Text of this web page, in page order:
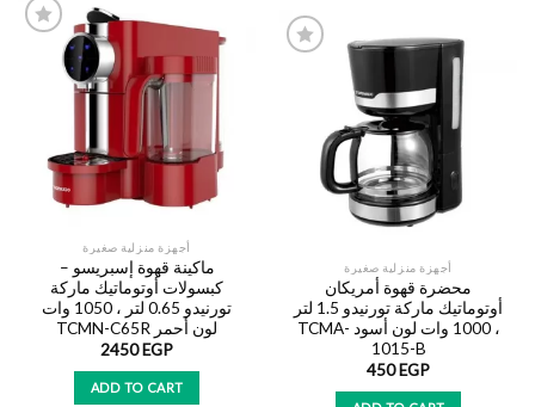
أجهزة منزلية صغيرة
ماكينة قهوة إسبريسو –
كبسولات أوتوماتيك ماركة
تورنيدو 0.65 لتر ، 1050 وات
لون أحمر TCMN-C65R
2450EGP
ADD TO CART
أجهزة منزلية صغيرة
محضرة قهوة أمريكان
أوتوماتيك ماركة تورنيدو 1.5 لتر
، 1000 وات لون أسود TCMA-
1015-B
450EGP